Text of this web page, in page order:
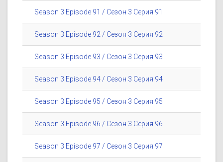
Season 3 Episode 91 / Сезон 3 Серия 91
Season 3 Episode 92 / Сезон 3 Серия 92
Season 3 Episode 93 / Сезон 3 Серия 93
Season 3 Episode 94 / Сезон 3 Серия 94
Season 3 Episode 95 / Сезон 3 Серия 95
Season 3 Episode 96 / Сезон 3 Серия 96
Season 3 Episode 97 / Сезон 3 Серия 97